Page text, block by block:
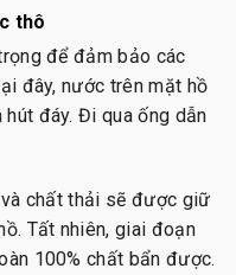
thô
để đảm bảo các
đây, nước trên mặt hồ
đáy. Đi qua ống dẫn
chất thải sẽ được giữ
Tất nhiên, giai đoạn
100% chất bẩn được.